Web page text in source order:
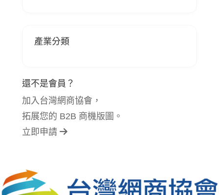
產業分類
還不是會員？
加入台灣網商協會，
拓展您的 B2B 商機版圖。
立即申請